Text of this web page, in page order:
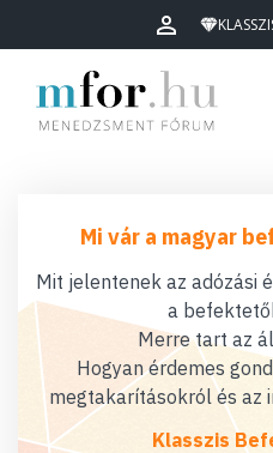
Mi vár a magyar
Mit jelentenek az adózási
a
Merre tart az
Hogyan érdemes
megtakarításokról és az
Klasszis